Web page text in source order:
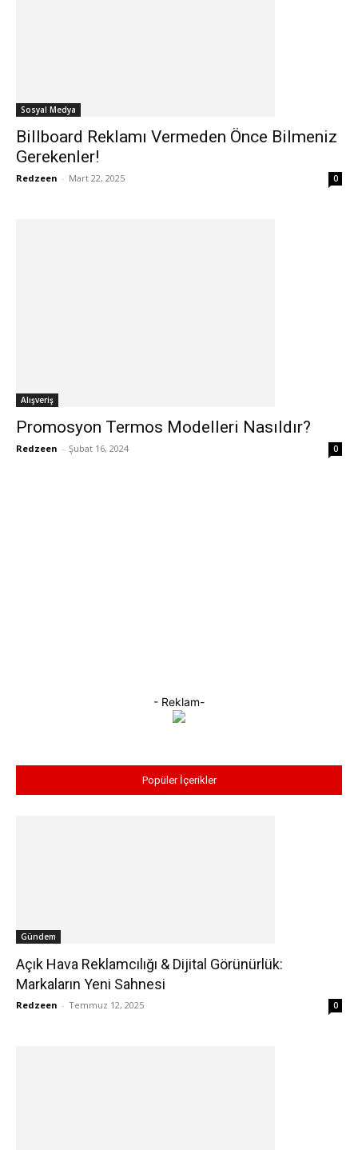
Sosyal Medya
Billboard Reklamı Vermeden Önce Bilmeniz
Gerekenler!
Redzeen - Mart 22, 2025 0
Alışveriş
Promosyon Termos Modelleri Nasıldır?
Redzeen - Şubat 16, 2024 0
- Reklam-
Popüler İçerikler
Gündem
Açık Hava Reklamcılığı & Dijital Görünürlük:
Markaların Yeni Sahnesi
Redzeen - Temmuz 12, 2025 0